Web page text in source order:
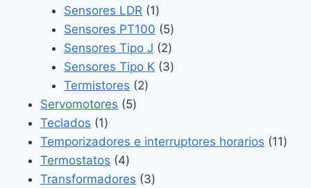
Sensores LDR 11
producto
Sensores PT100 55
productos
Sensores Tipo J 22
productos
Sensores Tipo K 33
Termistores 22
Servomotores 55
Teclados 11
producto
Temporizadores e interruptores horarios 1111
Termostatos 44
productos
Transformadores 33